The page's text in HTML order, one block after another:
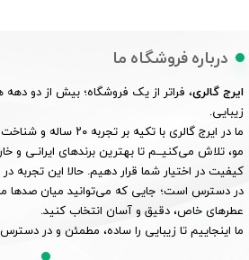
درباره فروشگاه ما
ایرج گالری، فراتر از یک فروشگاه؛ بیش از دو دهه
زیبایی.
ما در ایرج گالری با تکیه
مو، تلاش می‌کنیــم تا بهترین برندهای ایرانـی و
کیفیت در اختیار شما قرار دهیم. حالا این تجربه
در دسترس است؛ جایی که می‌توانید میان صدها
عطرهای خاص، دقیق و آسان انتخاب کنید.
ما اینجاییم تا زیبایی را ساده، مطمئن و در